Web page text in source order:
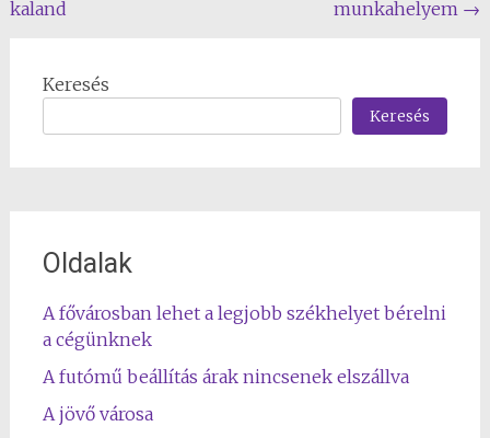
navigation
kaland munkahelyem →
Keresés
Keresés
Oldalak
A fővárosban lehet a legjobb székhelyet bérelni
a cégünknek
A futómű beállítás árak nincsenek elszállva
A jövő városa